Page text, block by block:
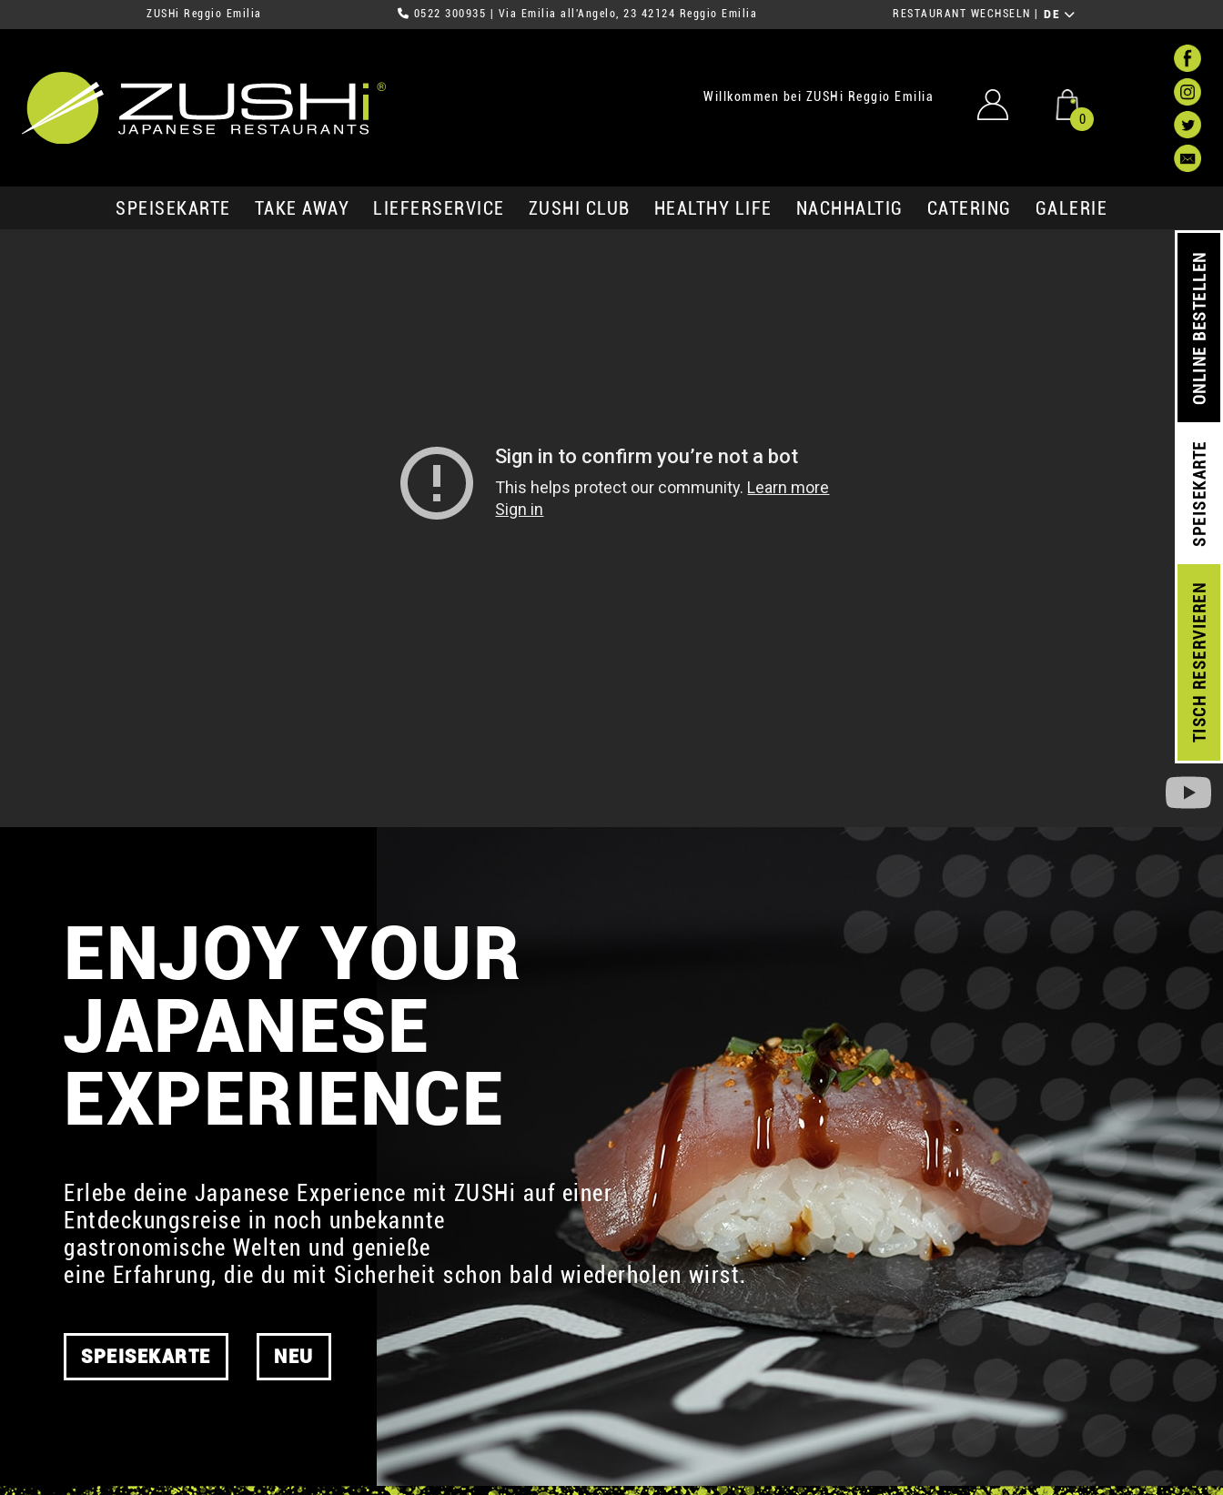
ZUSHi Reggio Emilia 0522 300935 | Via Emilia all'Angelo, 23 42124 Reggio Emilia RESTAURANT WECHSELN DE
Willkommen bei ZUSHi Reggio Emilia
0
SPEISEKARTE TAKE AWAY LIEFERSERVICE ZUSHI CLUB HEALTHY LIFE NACHHALTIG CATERING GALERIE
TISCH
RESERVIEREN
SPEISEKARTE
ONLINE BESTELLEN
ENJOY YOUR
JAPANESE
EXPERIENCE
Erlebe deine Japanese Experience mit ZUSHi auf einer
Entdeckungsreise in noch unbekannte
gastronomische Welten und genieße
eine Erfahrung, die du mit Sicherheit schon bald wiederholen wirst.
SPEISEKARTE NEU